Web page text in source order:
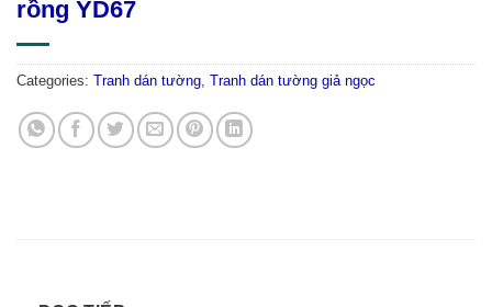
rồng YD67
Categories: Tranh dán tường, Tranh dán tường giả ngọc